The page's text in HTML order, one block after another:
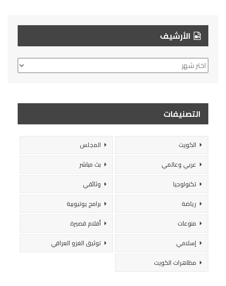
الأرشيف
الأرشيف
التصنيفات
الكويت
المجلس
عربي وعالمي
بث مباشر
تكنولوجيا
وثائقي
رياضة
برامج يوتيوبية
منوعات
أفلام قصيرة
إسلامي
توثيق الغزو العراقي
مظاهرات الكويت